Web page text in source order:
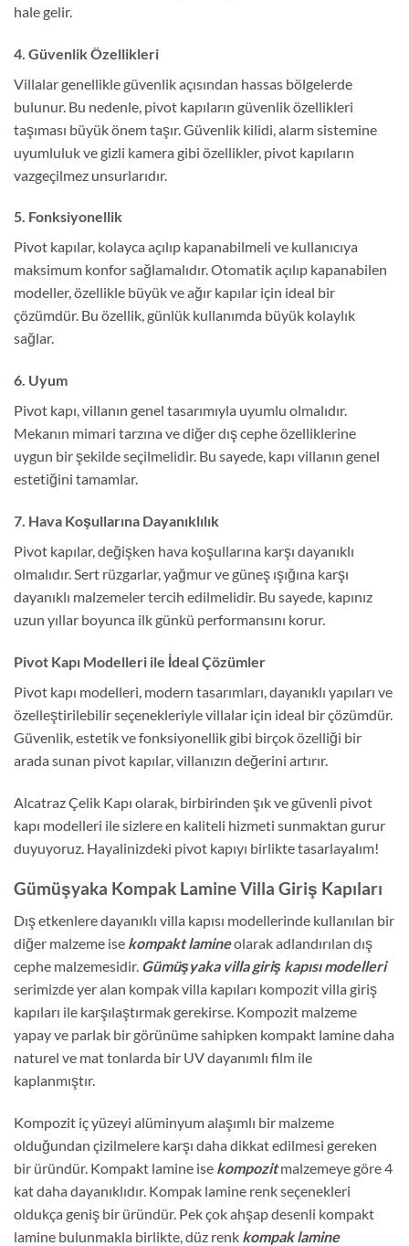
hale gelir.
4. Güvenlik Özellikleri
Villalar genellikle güvenlik açısından hassas bölgelerde
bulunur. Bu nedenle, pivot kapıların güvenlik özellikleri
taşıması büyük önem taşır. Güvenlik kilidi, alarm sistemine
uyumluluk ve gizli kamera gibi özellikler, pivot kapıların
vazgeçilmez unsurlarıdır.
5. Fonksiyonellik
Pivot kapılar, kolayca açılıp kapanabilmeli ve kullanıcıya
maksimum konfor sağlamalıdır. Otomatik açılıp kapanabilen
modeller, özellikle büyük ve ağır kapılar için ideal bir
çözümdür. Bu özellik, günlük kullanımda büyük kolaylık
sağlar.
6. Uyum
Pivot kapı, villanın genel tasarımıyla uyumlu olmalıdır.
Mekanın mimari tarzına ve diğer dış cephe özelliklerine
uygun bir şekilde seçilmelidir. Bu sayede, kapı villanın genel
estetiğini tamamlar.
7. Hava Koşullarına Dayanıklılık
Pivot kapılar, değişken hava koşullarına karşı dayanıklı
olmalıdır. Sert rüzgarlar, yağmur ve güneş ışığına karşı
dayanıklı malzemeler tercih edilmelidir. Bu sayede, kapınız
uzun yıllar boyunca ilk günkü performansını korur.
Pivot Kapı Modelleri ile İdeal Çözümler
Pivot kapı modelleri, modern tasarımları, dayanıklı yapıları ve
özelleştirilebilir seçenekleriyle villalar için ideal bir çözümdür.
Güvenlik, estetik ve fonksiyonellik gibi birçok özelliği bir
arada sunan pivot kapılar, villanızın değerini artırır.
Alcatraz Çelik Kapı olarak, birbirinden şık ve güvenli pivot
kapı modelleri ile sizlere en kaliteli hizmeti sunmaktan gurur
duyuyoruz. Hayalinizdeki pivot kapıyı birlikte tasarlayalım!
Gümüşyaka Kompak Lamine Villa Giriş Kapıları
Dış etkenlere dayanıklı villa kapısı modellerinde kullanılan bir
diğer malzeme ise kompakt lamineolarak adlandırılan dış
cephe malzemesidir. Gümüşyaka villa giriş kapısı modelleri
serimizde yer alan kompak villa kapıları kompozit villa giriş
kapıları ile karşılaştırmak gerekirse. Kompozit malzeme
yapay ve parlak bir görünüme sahipken kompakt lamine daha
naturel ve mat tonlarda bir UV dayanımlı film ile
kaplanmıştır.
Kompozit iç yüzeyi alüminyum alaşımlı bir malzeme
olduğundan çizilmelere karşı daha dikkat edilmesi gereken
bir üründür. Kompakt lamine ise kompozit malzemeye göre 4
kat daha dayanıklıdır. Kompak lamine renk seçenekleri
oldukça geniş bir üründür. Pek çok ahşap desenli kompakt
lamine bulunmakla birlikte, düz renk kompak lamine